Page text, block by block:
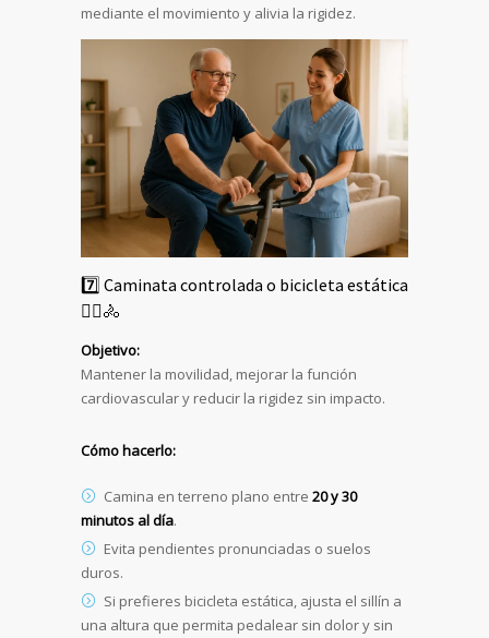
mediante el movimiento y alivia la rigidez.
7️⃣ Caminata controlada o bicicleta estática
🚶‍♂️🚴
Objetivo:
Mantener la movilidad, mejorar la función
cardiovascular y reducir la rigidez sin impacto.
Cómo hacerlo:
Camina en terreno plano entre 20 y 30
minutos al día.
Evita pendientes pronunciadas o suelos
duros.
Si prefieres bicicleta estática, ajusta el sillín a
una altura que permita pedalear sin dolor y sin